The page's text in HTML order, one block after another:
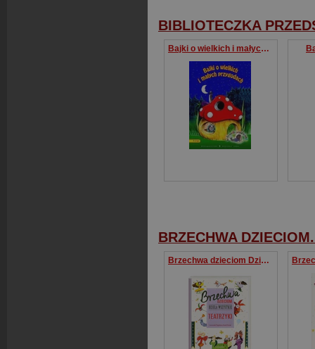
BIBLIOTECZKA
Bajki o wielkich i małych przygodach
BRZECHWA
Brzechwa dzieciom Dzieła wszystkie Teatrzyki